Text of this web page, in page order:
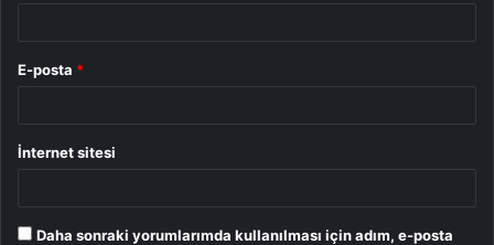
E-posta *
İnternet sitesi
Daha sonraki yorumlarımda kullanılması için adım, e-posta